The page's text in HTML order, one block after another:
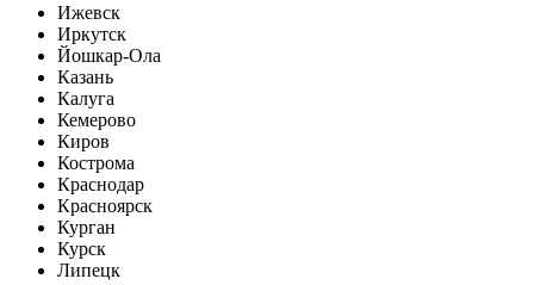
Ижевск
Иркутск
Йошкар-Ола
Казань
Калуга
Кемерово
Киров
Кострома
Краснодар
Красноярск
Курган
Курск
Липецк